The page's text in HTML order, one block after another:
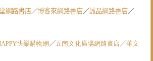
網路書店／博客來網路書店／誠品網路書店／
快樂購物網／五南文化廣場網路書店／華文